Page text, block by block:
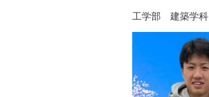
工学部 建築学科